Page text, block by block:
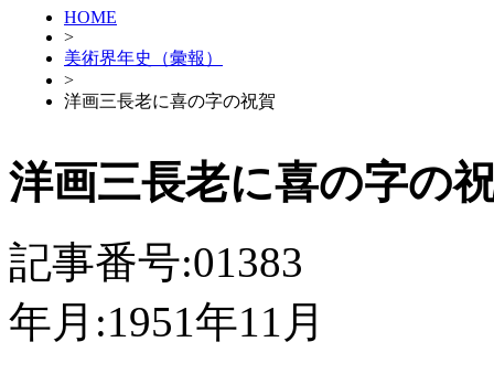
HOME
>
美術界年史（彙報）
>
洋画三長老に喜の字の祝賀
洋画三長老に喜の字の
記事番号:01383
年月:1951年11月